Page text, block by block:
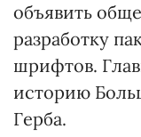
объявить
разработку
шрифтов.
историю
Герба.